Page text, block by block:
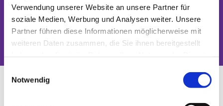
Verwendung unserer Website an unsere Partner für
soziale Medien, Werbung und Analysen weiter. Unsere
Partner führen diese Informationen möglicherweise mit
weiteren Daten zusammen, die Sie ihnen bereitgestellt
Notwendig
Dies könnte Sie auch interessieren